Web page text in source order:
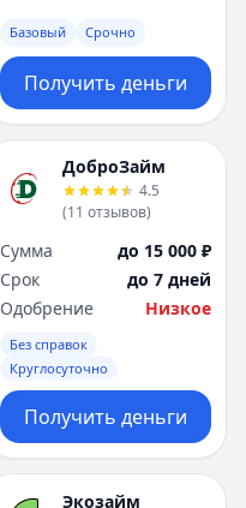
Базовый Срочно
Получить деньги
ДоброЗайм
4.5
(11 отзывов)
Сумма
до 15 000 ₽
Срок
до 7 дней
Одобрение
Низкое
Без справок
Круглосуточно
Получить деньги
Экозайм